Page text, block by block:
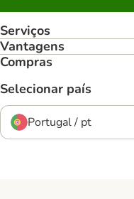
Serviços
Vantagens
Compras
Selecionar país
Portugal / pt